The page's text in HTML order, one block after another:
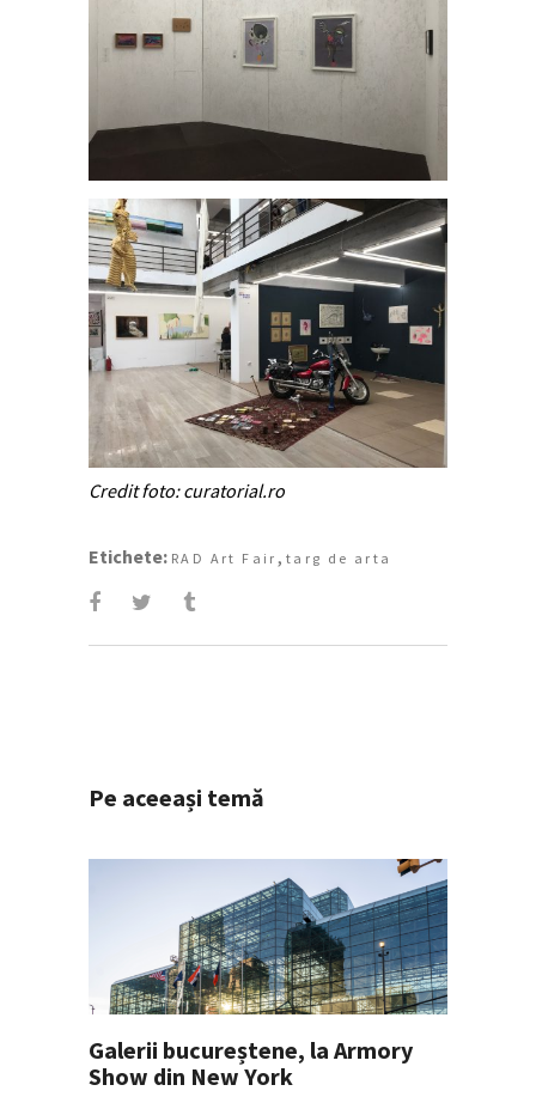
Credit foto: curatorial.ro
Etichete: RAD Art Fair , targ de arta
Pe aceeași temă
Galerii bucureștene, la Armory
Show din New York